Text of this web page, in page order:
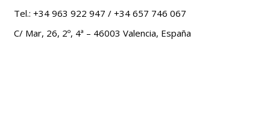
Tel.: +34 963 922 947 / +34 657 746 067
C/ Mar, 26, 2º, 4ª – 46003 Valencia, España